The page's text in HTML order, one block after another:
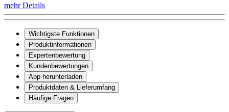
mehr Details
Wichtigste Funktionen
Produktinformationen
Expertenbewertung
Kundenbewertungen
App herunterladen
Produktdaten & Lieferumfang
Häufige Fragen